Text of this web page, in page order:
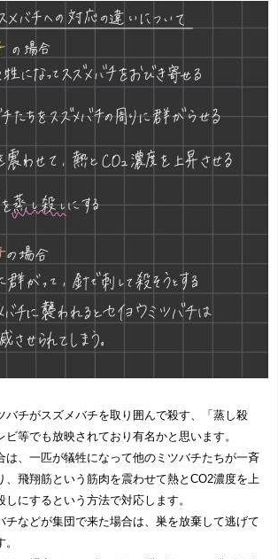
バチがスズメバチを取り囲んで殺す、「蒸し殺
ビ等でも放映されており有名かと思います。
は、一匹が犠牲になって他のミツバチたちが一斉
、飛翔筋という筋肉を震わせて熱とCO2濃度を上
にするという方法で対応します。
チなどが集団で来た場合は、巣を放棄して逃げて